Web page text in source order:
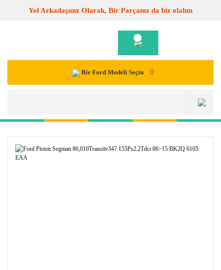
Yol Arkadaşınız Olarak, Bir Parçanız da biz olalım
Bir Ford Modeli Seçin